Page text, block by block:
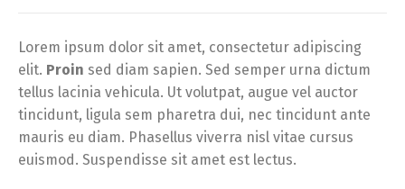
Lorem ipsum dolor sit amet, consectetur adipiscing
elit. Proin sed diam sapien. Sed semper urna dictum
tellus lacinia vehicula. Ut volutpat, augue vel auctor
tincidunt, ligula sem pharetra dui, nec tincidunt ante
mauris eu diam. Phasellus viverra nisl vitae cursus
euismod. Suspendisse sit amet est lectus.